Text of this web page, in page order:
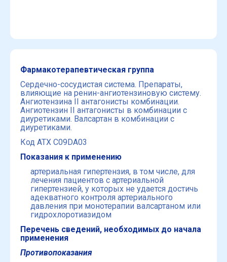
Фармакотерапевтическая группа
Сердечно-сосудистая система. Препараты,
влияющие на ренин-ангиотензиновую систему.
Ангиотензина II антагонисты комбинации.
Ангиотензин II антагонисты в комбинации с
диуретиками. Валсартан в комбинации с
диуретиками.
Код ATХ C09DA03
Показания к применению
артериальная гипертензия, в том числе, для
лечения пациентов с артериальной
гипертензией, у которых не удается достичь
адекватного контроля артериального
давления при монотерапии валсартаном или
гидрохлоротиазидом
Перечень сведений, необходимых до начала
применения
Противопоказания